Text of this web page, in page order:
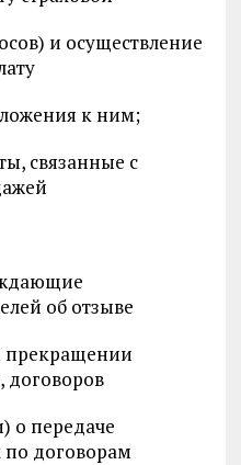
и осуществление
к ним;
связанные с
об отзыве
прекращении
договоров
о передаче
по договорам